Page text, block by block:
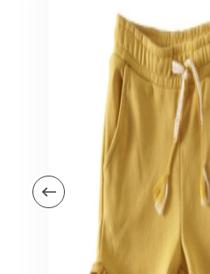
Veiligheid in en om huis
Veiligheid in huis
Veiligheid buiten de deur
Meer
Kinderstoelen